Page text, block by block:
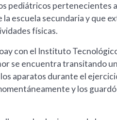
pediátricos pertenecientes a
la escuela secundaria y que
físicas.
con el Instituto
se encuentra transitando
aparatos durante el
y los